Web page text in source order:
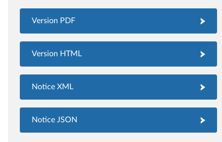
Version PDF
Version HTML
Notice XML
Notice JSON